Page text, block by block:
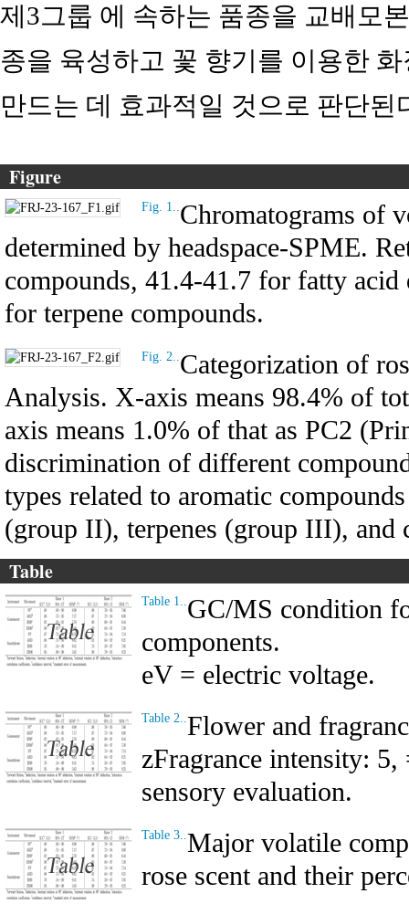
제3그룹 에 속하는 품종을 교배모
종을 육성하고 꽃 향기를 이용한
만드는 데 효과적일 것으로 판단된
Figure
Fig. 1..Chromatograms of
determined by headspace-SPME.
compounds, 41.4-41.7 for fatty
for terpene compounds.
Fig. 2..Categorization of
Analysis. X-axis means 98.4% of
axis means 1.0% of that as PC2
discrimination of different
types related to aromatic
(group II), terpenes (group III),
Table
Table 1..GC/MS condition
components.
eV = electric voltage.
Table 2..Flower and
zFragrance intensity:
sensory evaluation.
Table 3..Major volatile
rose scent and their